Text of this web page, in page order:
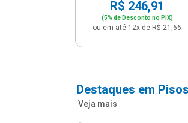
R$ 246,91
(5% de Desconto no PIX)
ou em até 12x de R$ 21,66
Destaques em
Veja mais